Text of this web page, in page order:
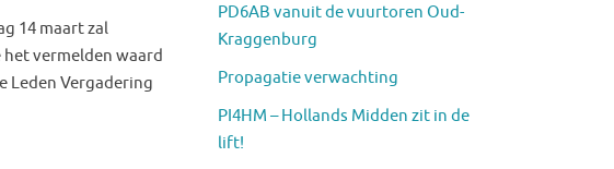
14 maart zal
vermelden waard
Leden Vergadering
PD6AB vanuit de vuurtoren Oud-
Kraggenburg
Propagatie verwachting
PI4HM – Hollands Midden zit in de
lift!